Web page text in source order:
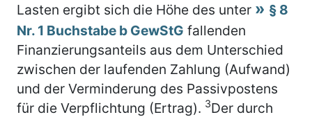
Lasten ergibt sich die Höhe des unter
§ 8
Nr. 1 Buchstabe b GewStG fallenden
Finanzierungsanteils aus dem Unterschied
zwischen der laufenden Zahlung (Aufwand)
und der Verminderung des Passivpostens
für die Verpflichtung (Ertrag). 3Der durch